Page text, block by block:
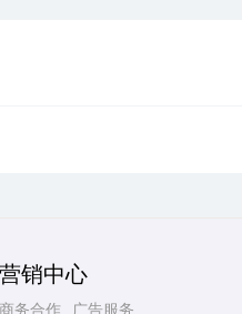
营销中心
商务合作 广告服务